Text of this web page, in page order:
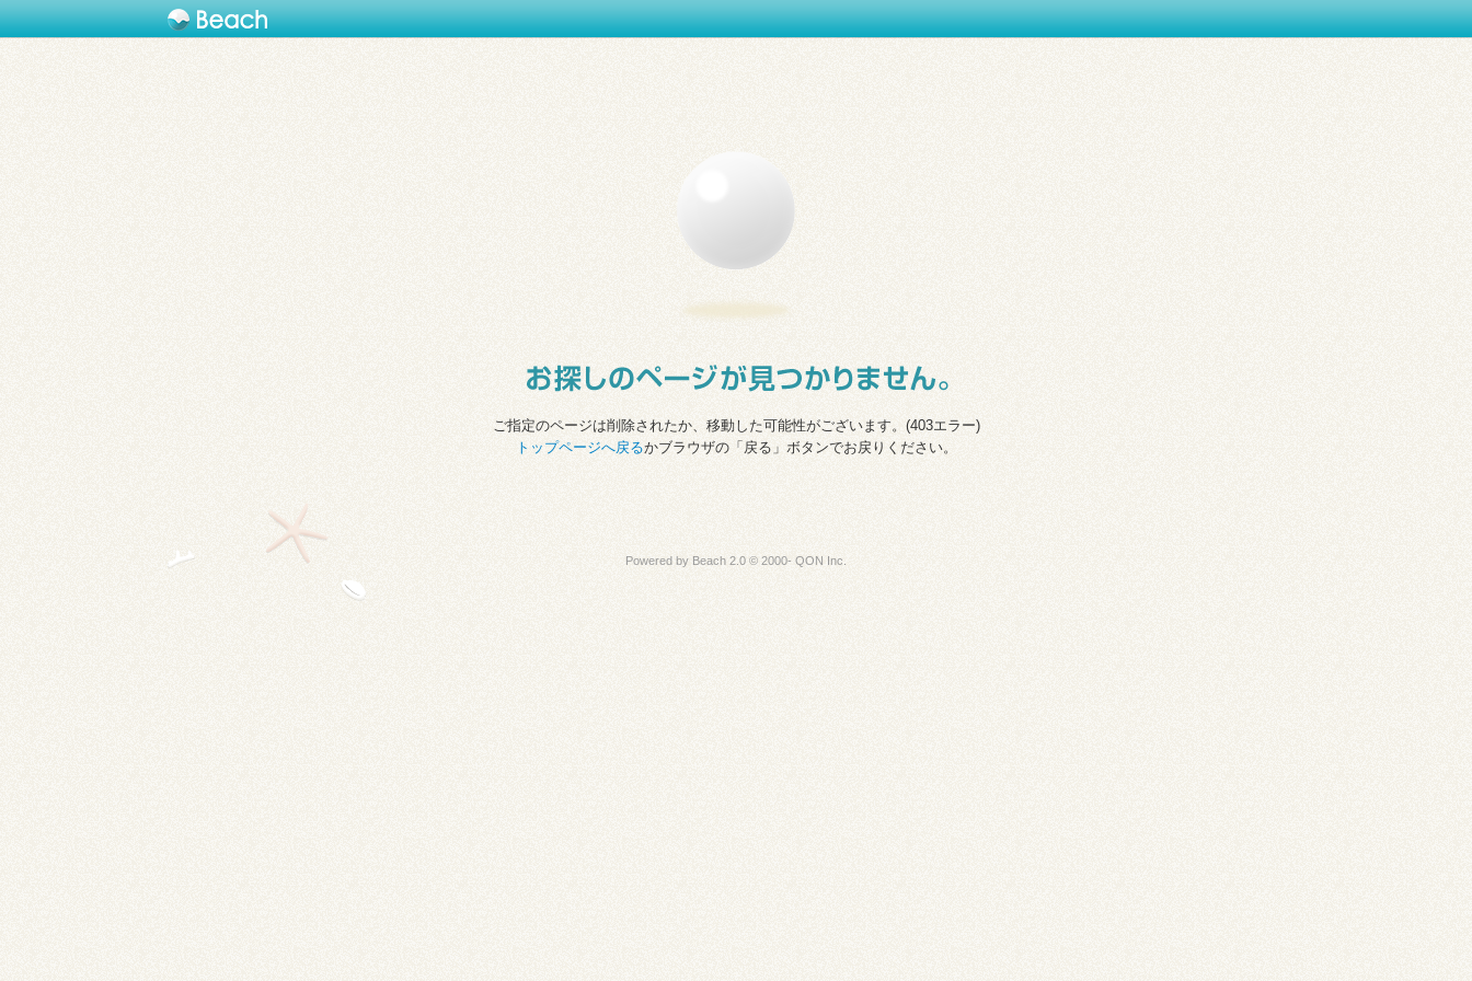
ご指定のページは削除されたか、移動した可能性がございます。(403エラー)
トップページへ戻るかブラウザの「戻る」ボタンでお戻りください。
Powered by Beach 2.0 © 2000- QON Inc.